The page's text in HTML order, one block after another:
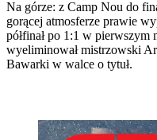
Na górze: z Camp Nou do
gorącej atmosferze prawie
półfinał po 1:1 w
wyeliminował mistrzowski
Bawarki w walce o tytuł.